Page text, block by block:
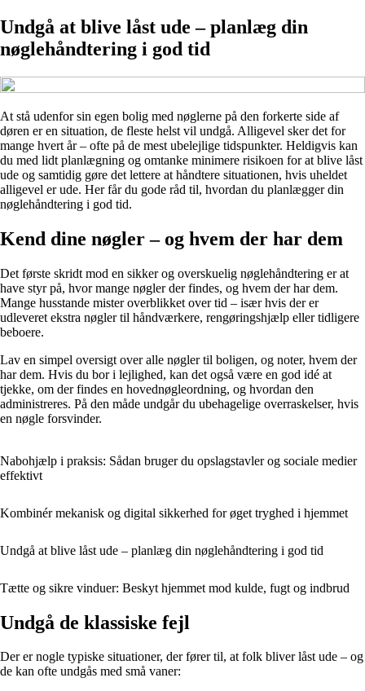
Undgå at blive låst ude – planlæg din
nøglehåndtering i god tid
At stå udenfor sin egen bolig med nøglerne på den forkerte side af
døren er en situation, de fleste helst vil undgå. Alligevel sker det for
mange hvert år – ofte på de mest ubelejlige tidspunkter. Heldigvis kan
du med lidt planlægning og omtanke minimere risikoen for at blive låst
ude og samtidig gøre det lettere at håndtere situationen, hvis uheldet
alligevel er ude. Her får du gode råd til, hvordan du planlægger din
nøglehåndtering i god tid.
Kend dine nøgler – og hvem der har dem
Det første skridt mod en sikker og overskuelig nøglehåndtering er at
have styr på, hvor mange nøgler der findes, og hvem der har dem.
Mange husstande mister overblikket over tid – især hvis der er
udleveret ekstra nøgler til håndværkere, rengøringshjælp eller tidligere
beboere.
Lav en simpel oversigt over alle nøgler til boligen, og noter, hvem der
har dem. Hvis du bor i lejlighed, kan det også være en god idé at
tjekke, om der findes en hovednøgleordning, og hvordan den
administreres. På den måde undgår du ubehagelige overraskelser, hvis
en nøgle forsvinder.
Nabohjælp i praksis: Sådan bruger du opslagstavler og sociale medier
effektivt
Kombinér mekanisk og digital sikkerhed for øget tryghed i hjemmet
Undgå at blive låst ude – planlæg din nøglehåndtering i god tid
Tætte og sikre vinduer: Beskyt hjemmet mod kulde, fugt og indbrud
Undgå de klassiske fejl
Der er nogle typiske situationer, der fører til, at folk bliver låst ude – og
de kan ofte undgås med små vaner: